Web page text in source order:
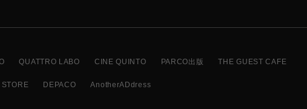
QUATTRO LABO CINE QUINTO PARCO出版 THE GUEST CAFE
DEPACO AnotherADdress